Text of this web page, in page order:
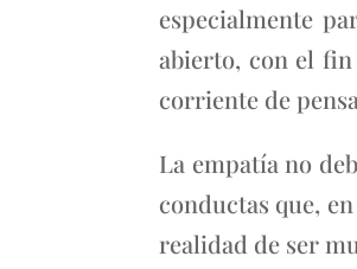
especialmente
abierto, con el fin
corriente de
La empatía no
conductas que,
realidad de ser